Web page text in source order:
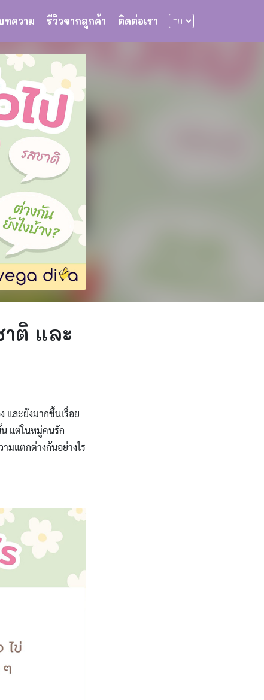
ทความ รีวิวจากลูกค้า ติดต่อเรา
ติ และ
และยังมากขึ้นเรื่อย
น แต่ในหมู่คนรัก
มแตกต่างกันอย่างไร